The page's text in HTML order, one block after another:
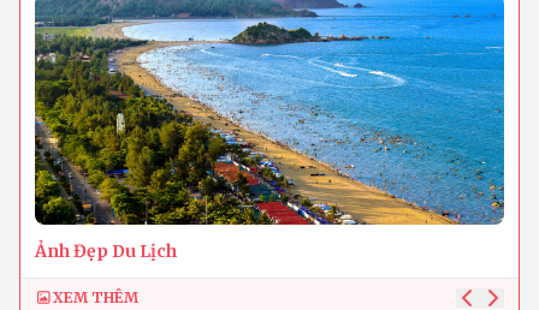
Ảnh Đẹp Du Lịch
XEM THÊM